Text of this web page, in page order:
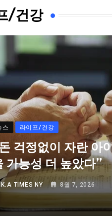
/건강
스 라이프/건강
걱정없이 자란 아
가능성 더 높았다”
K.A TIMES NY 8월 7, 2026